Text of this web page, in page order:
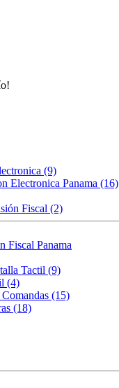
(9)
Electronica Panama (16)
Fiscal (2)
Fiscal Panama
Tactil (9)
(4)
(15)
(18)